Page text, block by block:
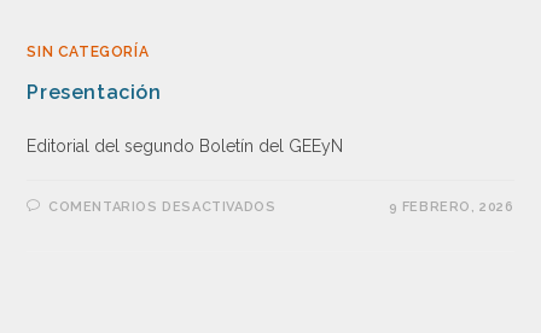
SIN CATEGORÍA
Presentación
Editorial del segundo Boletín del GEEyN
COMENTARIOS DESACTIVADOS 9 FEBRERO, 2026